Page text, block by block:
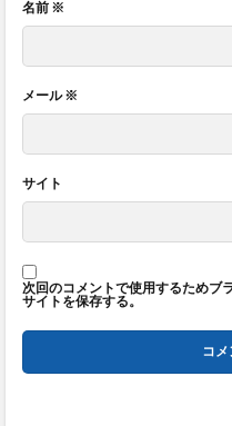
名前 ※
メール※
サイト
次回のコメントで使用するためブ
サイトを保存する。